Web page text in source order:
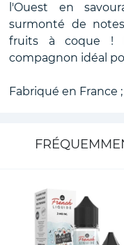
l'Ouest en
surmonté de
fruits à coque !
compagnon idéal
Fabriqué en France ;